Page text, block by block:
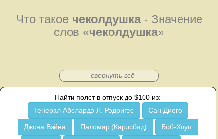
Что такое чеколдушка- Значение
слов «чеколдушка»
свернуть всё
Найти полет в отпуск до $100 из:
Генерал Абелардо Л. Родригес
Сан-Диего
Джона Вэйна Паломар (Карлсбад) Боб-Хоуп